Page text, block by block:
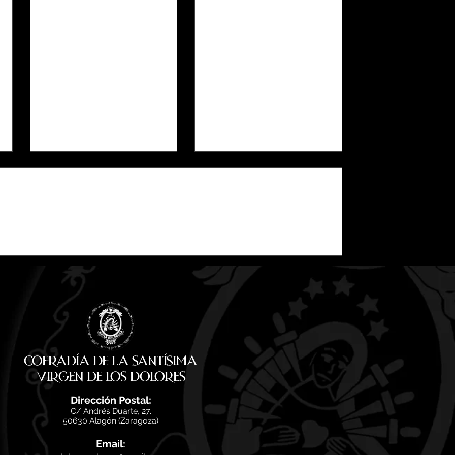
Pregón de Fiestas San Antonio
2026
pregoneras de las Fiestas de
San Antonio 2026
Cofradía de la Santísima
Virgen de los Dolores
Dirección Postal:
C/ Andrés Duarte, 27.
50630 Alagón (Zaragoza)
Email: